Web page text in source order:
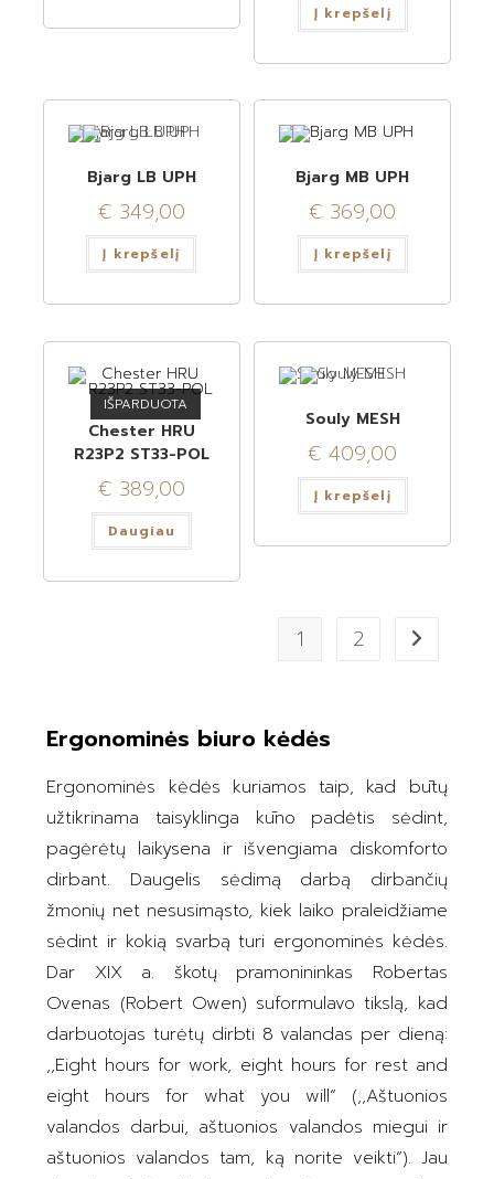
Į krepšelį
Bjarg LB UPH
€349,00
Į krepšelį
Bjarg MB UPH
€ 369,00
Į krepšelį
IŠPARDUOTA
Chester HRU
R23P2 ST33-POL
€389,00
Daugiau
Souly MESH
€ 409,00
Į krepšelį
1 2
Ergonominės biuro kėdės
Ergonominės kėdės kuriamos taip, kad būtų
užtikrinama taisyklinga kūno padėtis sėdint,
pagėrėtų laikysena ir išvengiama diskomforto
dirbant. Daugelis sėdimą darbą dirbančių
žmonių net nesusimąsto, kiek laiko praleidžiame
sėdint ir kokią svarbą turi ergonominės kėdės.
Dar XIX a. škotų pramonininkas Robertas
Ovenas (Robert Owen) suformulavo tikslą, kad
darbuotojas turėtų dirbti 8 valandas per dieną:
,,Eight hours for work, eight hours for rest and
eight hours for what you will“ (,,Aštuonios
valandos darbui, aštuonios valandos miegui ir
aštuonios valandos tam, ką norite veikti“). Jau